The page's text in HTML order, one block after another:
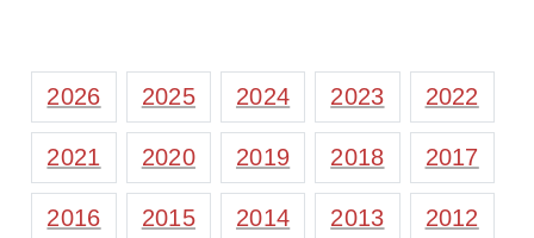
2026 2025 2024 2023 2022
2021 2020 2019 2018 2017
2016 2015 2014 2013 2012